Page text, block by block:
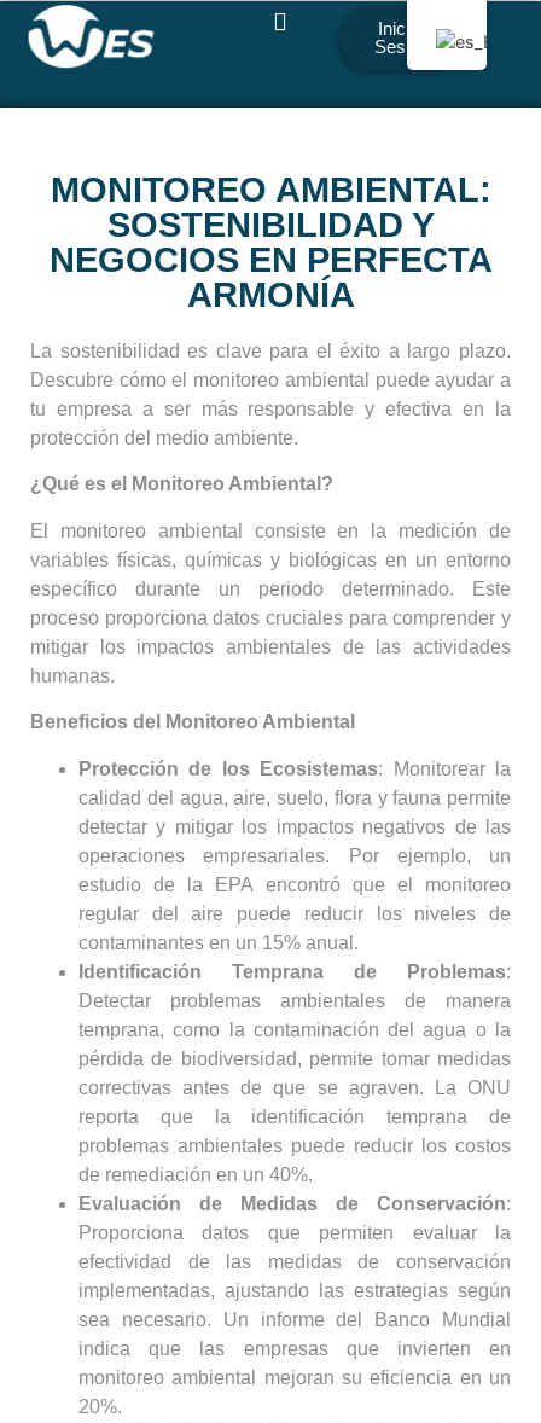
Iniciar
Sesión
MONITOREO AMBIENTAL:
SOSTENIBILIDAD Y
NEGOCIOS EN PERFECTA
ARMONÍA
La sostenibilidad es clave para el éxito a largo plazo.
Descubre cómo el monitoreo ambiental puede ayudar a
tu empresa a ser más responsable y efectiva en la
protección del medio ambiente.
¿Qué es el Monitoreo Ambiental?
El monitoreo ambiental consiste en la medición de
variables físicas, químicas y biológicas en un entorno
específico durante un periodo determinado. Este
proceso proporciona datos cruciales para comprender y
mitigar los impactos ambientales de las actividades
humanas.
Beneficios del Monitoreo Ambiental
Protección de los Ecosistemas: Monitorear la
calidad del agua, aire, suelo, flora y fauna permite
detectar y mitigar los impactos negativos de las
operaciones empresariales. Por ejemplo, un
estudio de la EPA encontró que el monitoreo
regular del aire puede reducir los niveles de
contaminantes en un 15% anual.
Identificación Temprana de Problemas:
Detectar problemas ambientales de manera
temprana, como la contaminación del agua o la
pérdida de biodiversidad, permite tomar medidas
correctivas antes de que se agraven. La ONU
reporta que la identificación temprana de
problemas ambientales puede reducir los costos
de remediación en un 40%.
Evaluación de Medidas de Conservación:
Proporciona datos que permiten evaluar la
efectividad de las medidas de conservación
implementadas, ajustando las estrategias según
sea necesario. Un informe del Banco Mundial
indica que las empresas que invierten en
monitoreo ambiental mejoran su eficiencia en un
20%.